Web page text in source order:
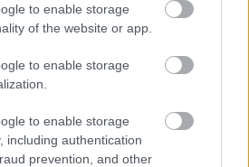
to enable storage
of the website or app.
to enable storage
to enable storage
including authentication
prevention, and other
Sebők Máté